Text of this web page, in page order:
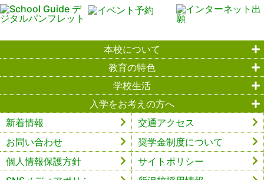
本校について
教育の特色
学校生活
入学をお考えの方へ
新着情報
交通アクセス
お問い合わせ
奨学金制度について
個人情報保護方針
サイトポリシー